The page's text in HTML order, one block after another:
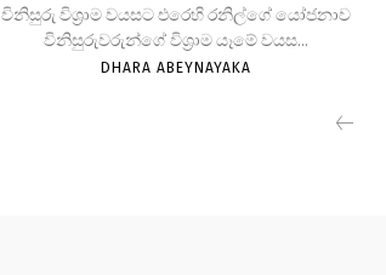
විනිසුරු විශ්‍රාම වයසට එරෙහි රනිල්ගේ යෝජනාව
විනිසුරුවරුන්ගේ විශ්‍රාම යෑමේ වයස...
DHARA ABEYNAYAKA